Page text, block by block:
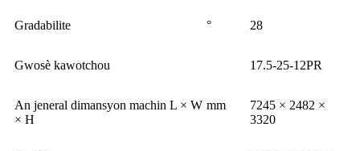
Gradabilite ° 28
Gwosè kawotchou 17.5-25-12PR
An jeneral dimansyon machin L × W
× H
mm
7245 × 2482 ×
3320